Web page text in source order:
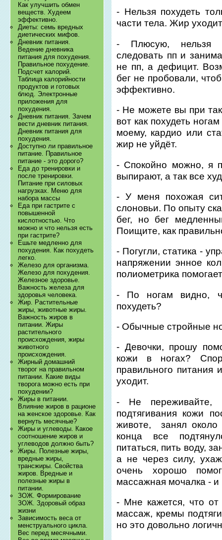
Как улучшить обмен
веществ. Худеем
эффективно.
Диеты: семь вредных
диетических мифов.
Дневник питания.
Ведение дневника
питания для похудения.
Правильное похудение.
Подсчет калорий.
Таблица калорийности
продуктов и готовых
блюд. Электронные
приложения для
похудения.
Дневник питания. Зачем
вести дневник питания.
Дневник питания для
похудения.
Доступно ли правильное
питание. Правильное
питание - это дорого?
Еда до тренировки и
после тренировки.
Питание при силовых
нагрузках. Меню для
набора массы
Еда при гастрите с
повышенной
кислотностью. Что
можно и что нельзя есть
при гастрите?
Ешьте медленно для
похудения. Как похудеть
легко.
Железо для организма.
Железо для похудения.
Железное здоровье.
Важность железа для
здоровья человека.
Жир. Растительные
жиры, животные жиры.
Важность жиров в
питании. Жиры
растительного
происхождения, жиры
животного
происхождения.
Жирный домашний
творог на правильном
питании. Какие виды
творога можно есть при
похудении?
Жиры в питании.
Влияние жиров в рационе
на женское здоровье. Как
вернуть месячные?
Жиры и углеводы. Какое
соотношение жиров и
углеводов должно быть?
Жиры. Полезные жиры,
вредные жиры,
трансжиры. Свойства
жиров. Вредные и
полезные жиры в
питании.
ЗОЖ. Формирование
ЗОЖ. Здоровый образ
жизни
Зависимость веса от
менструального цикла.
Вес перед месячными.
- Нельзя похудеть
части тела. Жир
- Плюсую, нельзя
следовать пп и
не пп, а дефицит.
бег не пробовали,
эффективно.
- Не можете вы при
вот как похудеть
моему, кардио или
жир не уйдёт.
- Спокойно можно, я
выпирают, а так все
- У меня похожая
слоновьи. По опыту
бег, но бег
Поищите, как
- Погугли, статика -
напряжении энное
полиометрика
- По ногам видно,
похудеть?
- Обычные стройные
- Девочки, прошу
кожи в ногах?
правильного
уходит.
- Не переживайте,
подтягивания кожи
животе, занял
конца все
питаться, пить воду,
а не через силу,
очень хорошо
массажная мочалка - и
- Мне кажется, что от
массаж, кремы
но это довольно